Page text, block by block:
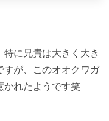
に兄貴は大きく大き
すが、このオオクワガ
かれたようです笑